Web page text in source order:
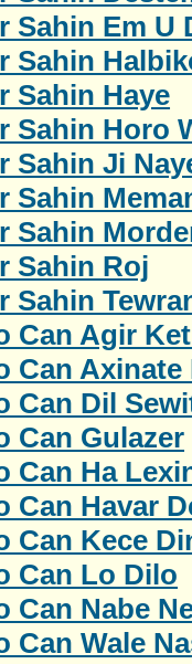
Sahin Em U
Sahin
Sahin Haye
Sahin Horo
Sahin Ji
Sahin
Sahin
Sahin Roj
Sahin
Can Agir
Can Axinate
Can Dil
Can Gulazer
Can Ha
Can Havar
Can Kece
Can Lo Dilo
Can Nabe
Can Wale